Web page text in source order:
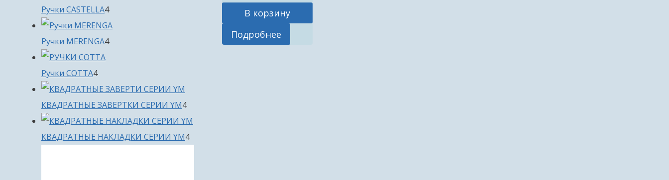
В корзину
Подробнее
Ручки CASTELLA44
товара
Ручки MERENGA44
Ручки COTTA44
товара
КВАДРАТНЫЕ ЗАВЕРТКИ СЕРИИ YM44
товара
КВАДРАТНЫЕ НАКЛАДКИ СЕРИИ YM44